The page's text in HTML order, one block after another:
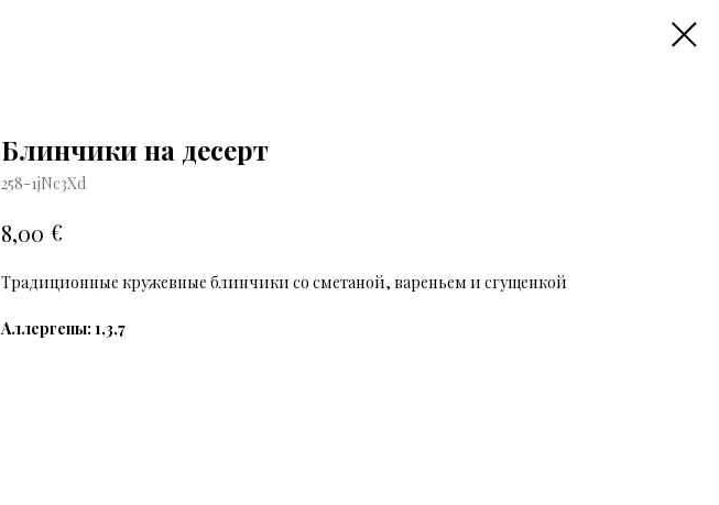
Блинчики на десерт
258-1jNc3Xd
8,00 €
Традиционные кружевные блинчики со сметаной, вареньем и сгущенкой
Аллергены: 1,3,7